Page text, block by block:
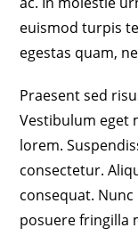
euismod turpis
egestas quam,
Praesent sed
Vestibulum eget
lorem.
consectetur.
consequat.
posuere fringilla